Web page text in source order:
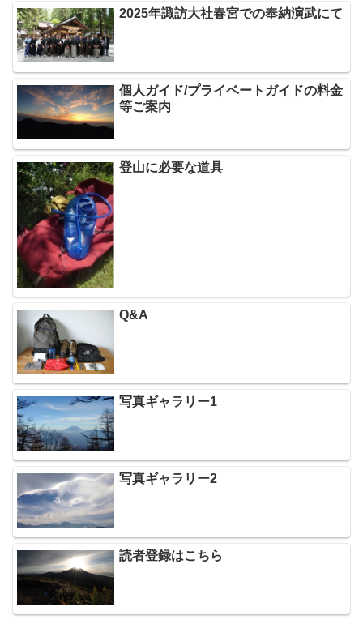
2025年諏訪大社春宮での奉納演武にて
個人ガイド/プライベートガイドの料金
等ご案内
登山に必要な道具
Q&A
写真ギャラリー1
写真ギャラリー2
読者登録はこちら